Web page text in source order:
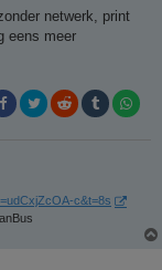
netwerk, print
eens meer
c&t=8s